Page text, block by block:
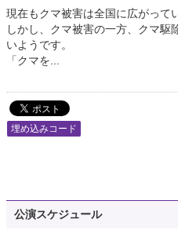
現在もクマ被害は全国に広がって
しかし、クマ被害の一方、クマ駆
いようです。
「クマを...
埋め込みコード
公演スケジュール